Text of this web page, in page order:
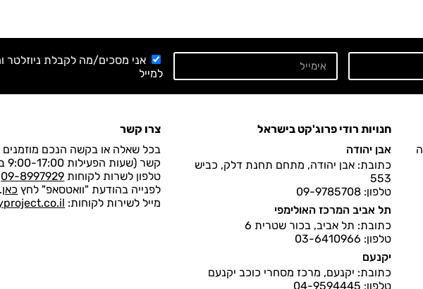
אני מסכים/מה לקבלת ניוזלטר
למייל
חנויות רודי פרוג'קט בישראל
אבן יהודה
כתובת: אבן יהודה, מתחם תחנת דלק, כביש
553
טלפון: 09-9785708
תל אביב המרכז האולימפי
כתובת: תל אביב, בכור שטרית 6
טלפון: 03-6410966
יקנעם
כתובת: יקנעם, מרכז מסחרי כוכב יקנעם
טלפון: 04-9594445
צרו קשר
בכל שאלה או בקשה הנכם מוזמנים
קשר (שעות הפעילות 9:00-17:00 בימי חול).
טלפון לשרות לקוחות 09-8997929
לפנייה בהודעת "וואטסאפ" לחץ כאן.
מייל לשירות לקוחות: